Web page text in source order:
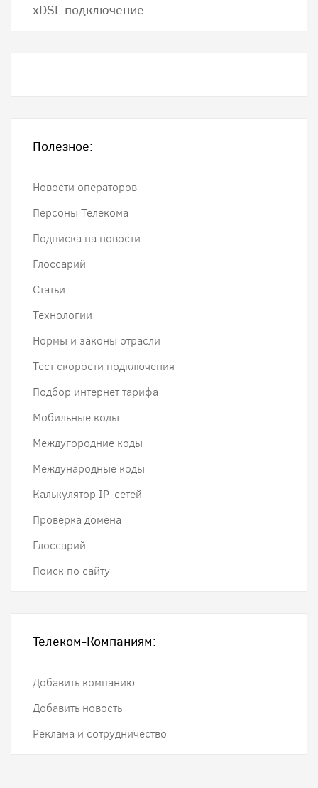
хDSL подключение
Полезное:
Новости операторов
Персоны Телекома
Подписка на новости
Глоссарий
Статьи
Технологии
Нормы и законы отрасли
Тест скорости подключения
Подбор интернет тарифа
Мобильные коды
Междугородние коды
Международные коды
Калькулятор IP-сетей
Проверка домена
Глоссарий
Поиск по сайту
Телеком-Компаниям:
Добавить компанию
Добавить новость
Реклама и сотрудничество